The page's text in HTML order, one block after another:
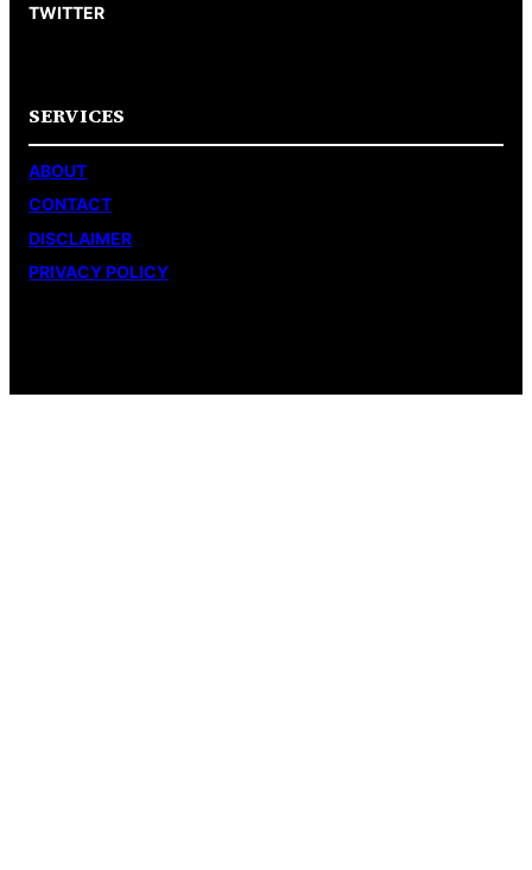
TWITTER
SERVICES
ABOUT
CONTACT
DISCLAIMER
PRIVACY POLICY